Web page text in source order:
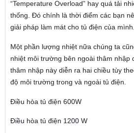
“Temperature Overload” hay quá tải
thống. Đó chính là thời điểm các bạn
giải pháp làm mát cho tủ điện của mình.
Một phần lượng nhiệt nữa chúng ta
nhiệt môi trường bên ngoài thâm nhập
thâm nhập này diễn ra hai chiều tùy
độ môi trường trong và ngoài tủ điện.
Điều hòa tủ điện 600W
Điều hòa tủ điện 1200 W